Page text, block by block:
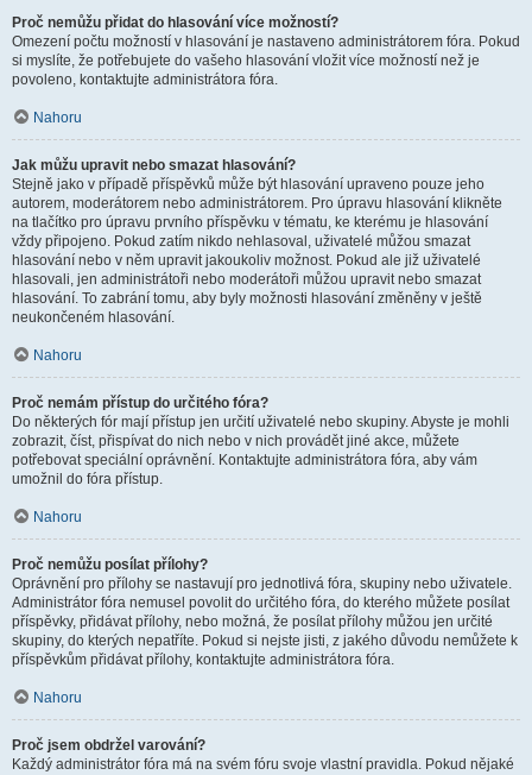
Proč nemůžu přidat do hlasování více možností?
Omezení počtu možností v hlasování je nastaveno administrátorem fóra. Pokud
si myslíte, že potřebujete do vašeho hlasování vložit více možností než je
povoleno, kontaktujte administrátora fóra.
Nahoru
Jak můžu upravit nebo smazat hlasování?
Stejně jako v případě příspěvků může být hlasování upraveno pouze jeho
autorem, moderátorem nebo administrátorem. Pro úpravu hlasování klikněte
na tlačítko pro úpravu prvního příspěvku v tématu, ke kterému je hlasování
vždy připojeno. Pokud zatím nikdo nehlasoval, uživatelé můžou smazat
hlasování nebo v něm upravit jakoukoliv možnost. Pokud ale již uživatelé
hlasovali, jen administrátoři nebo moderátoři můžou upravit nebo smazat
hlasování. To zabrání tomu, aby byly možnosti hlasování změněny v ještě
neukončeném hlasování.
Nahoru
Proč nemám přístup do určitého fóra?
Do některých fór mají přístup jen určití uživatelé nebo skupiny. Abyste je mohli
zobrazit, číst, přispívat do nich nebo v nich provádět jiné akce, můžete
potřebovat speciální oprávnění. Kontaktujte administrátora fóra, aby vám
umožnil do fóra přístup.
Nahoru
Proč nemůžu posílat přílohy?
Oprávnění pro přílohy se nastavují pro jednotlivá fóra, skupiny nebo uživatele.
Administrátor fóra nemusel povolit do určitého fóra, do kterého můžete posílat
příspěvky, přidávat přílohy, nebo možná, že posílat přílohy můžou jen určité
skupiny, do kterých nepatříte. Pokud si nejste jisti, z jakého důvodu nemůžete k
příspěvkům přidávat přílohy, kontaktujte administrátora fóra.
Nahoru
Proč jsem obdržel varování?
Každý administrátor fóra má na svém fóru svoje vlastní pravidla. Pokud nějaké